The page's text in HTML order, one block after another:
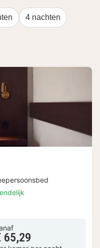
4 nachten
65,29